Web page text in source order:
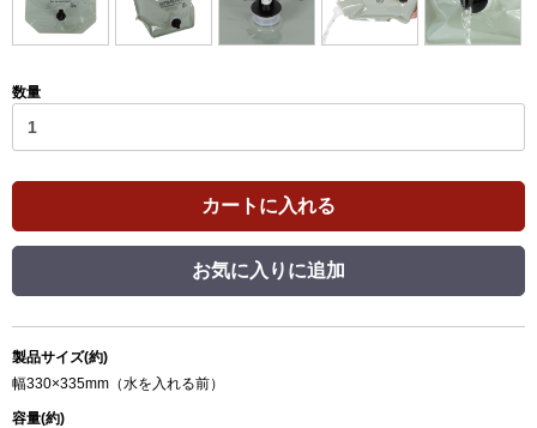
数量
カートに入れる
お気に入りに追加
製品サイズ(約)
幅330×335mm（水を入れる前）
容量(約)